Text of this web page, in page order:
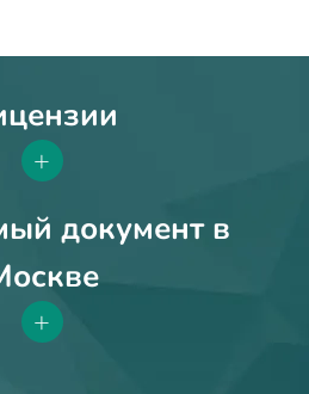
+
документ в
+